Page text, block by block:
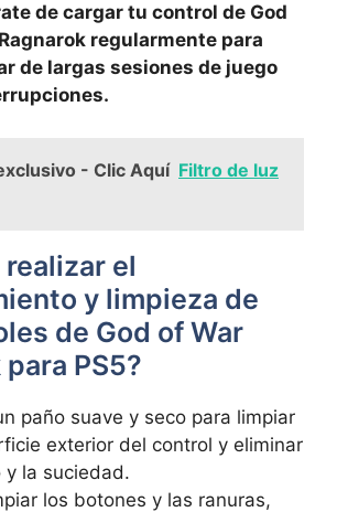
de cargar tu control de God
regularmente para
de largas sesiones de juego
- Clic Aquí Filtro de luz
realizar el
y limpieza de
de God of War
PS5?
paño suave y seco para limpiar
exterior del control y eliminar
y la suciedad.
los botones y las ranuras,